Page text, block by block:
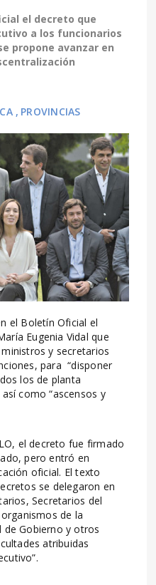
el decreto que
a los funcionarios
propone avanzar en
, PROVINCIAS
el Boletín Oficial el
Eugenia Vidal que
y secretarios
para “disponer
los de planta
como “ascensos y
el decreto fue firmado
pero entró en
oficial. El texto
se delegaron en
Secretarios del
de la
de Gobierno y otros
atribuidas